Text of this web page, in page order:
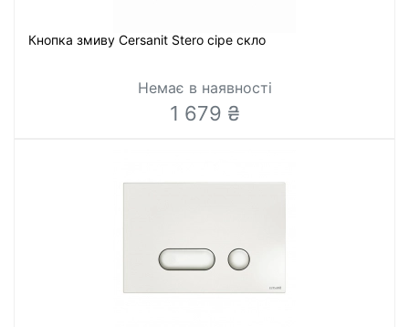
Кнопка змиву Cersanit Stero сіре скло
Немає в наявності
1 679 ₴